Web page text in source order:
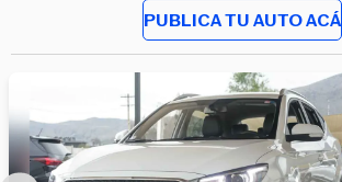
PUBLICA TU AUTO ACÁ